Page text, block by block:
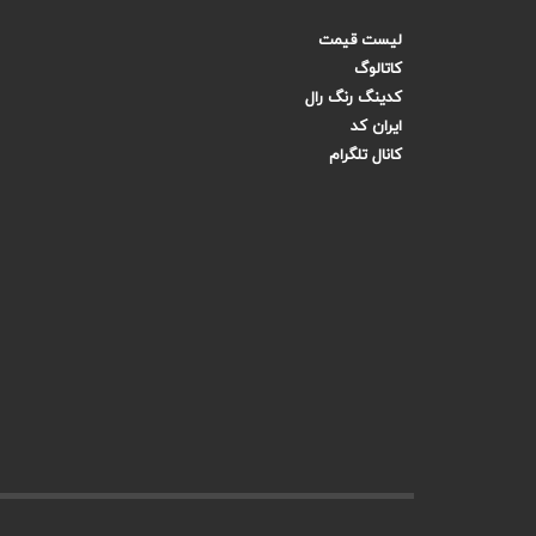
لیست قیمت
کاتالوگ
کدینگ رنگ رال
ایران کد
کانال تلگرام